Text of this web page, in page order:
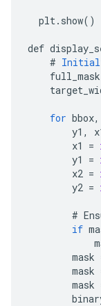
plt. show()
def
#
full_mask
for bbox,
y1 ,
x1
=
y1
=
x2 =
y2 =
#
if
mask
mask
mask